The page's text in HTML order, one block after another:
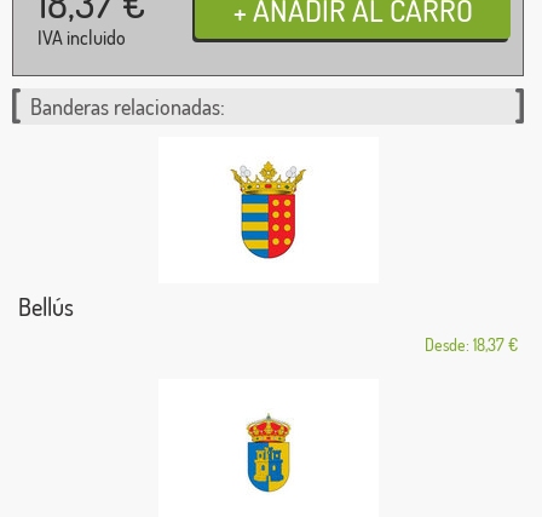
IVA incluido
Banderas relacionadas:
Bellús
Desde: 18,37 €